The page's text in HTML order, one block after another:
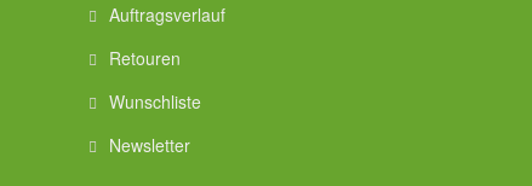
Auftragsverlauf
Retouren
Wunschliste
Newsletter